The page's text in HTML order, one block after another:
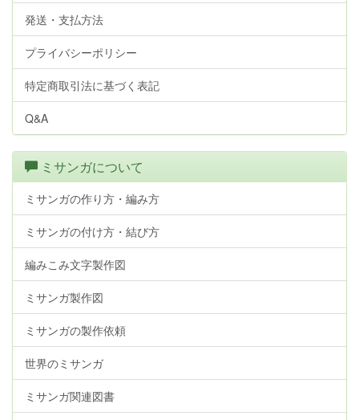
発送・支払方法
プライバシーポリシー
特定商取引法に基づく表記
Q&A
ミサンガについて
ミサンガの作り方・編み方
ミサンガの付け方・結び方
編みこみ文字製作図
ミサンガ製作図
ミサンガの製作依頼
世界のミサンガ
ミサンガ関連図書